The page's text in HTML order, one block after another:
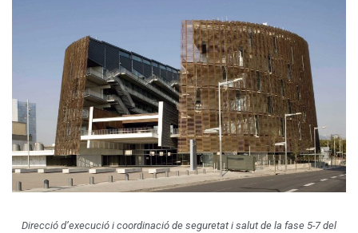
Direcció d’execució i coordinació de seguretat i salut de la fase 5-7 del